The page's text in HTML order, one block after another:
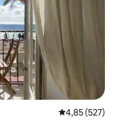
4,85 de uma
4,85 (527)